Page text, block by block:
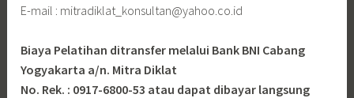
E-mail : mitradiklat_konsultan@yahoo.co.id
Biaya Pelatihan ditransfer melalui Bank BNI Cabang
Yogyakarta a/n. Mitra Diklat
No. Rek. : 0917-6800-53 atau dapat dibayar langsung